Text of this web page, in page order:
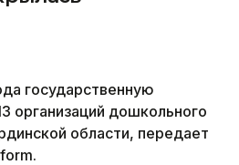
государственную
организаций дошкольного
области, передает